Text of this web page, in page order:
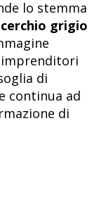
lo stemma
grigio
imprenditori
di
continua ad
di